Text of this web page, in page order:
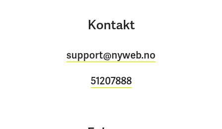
Kontakt
support@nyweb.no
51207888